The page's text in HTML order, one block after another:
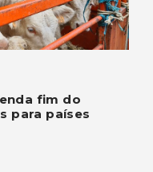
fim do
para países